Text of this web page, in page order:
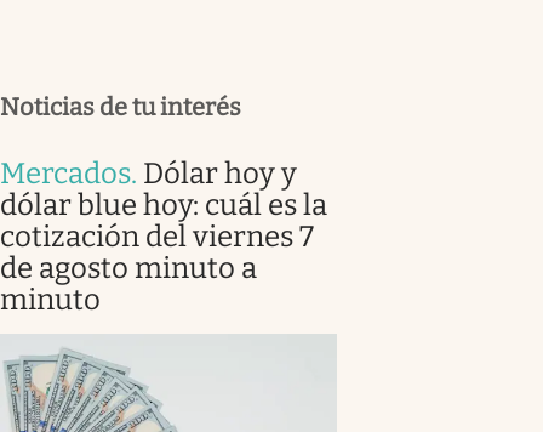
Noticias de tu interés
Mercados. Dólar hoy y
dólar blue hoy: cuál es la
cotización del viernes 7
de agosto minuto a
minuto